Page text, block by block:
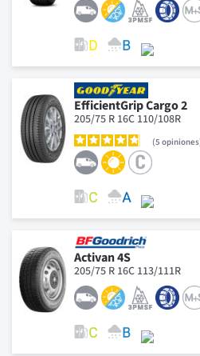
EfficientGrip Cargo 2
205/75 R 16C 110/108R
5 opiniones
Activan 4S
205/75 R 16C 113/111R